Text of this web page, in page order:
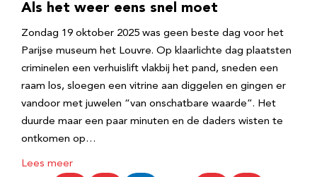
Als het weer eens snel moet
Zondag 19 oktober 2025 was geen beste dag voor het
Parijse museum het Louvre. Op klaarlichte dag plaatsten
criminelen een verhuislift vlakbij het pand, sneden een
raam los, sloegen een vitrine aan diggelen en gingen er
vandoor met juwelen “van onschatbare waarde”. Het
duurde maar een paar minuten en de daders wisten te
ontkomen op…
Lees meer